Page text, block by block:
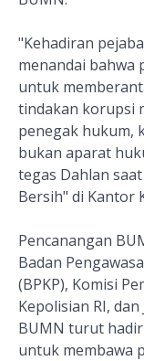
"Kehadiran
menandai
untuk
tindakan korupsi
penegak hukum,
bukan aparat
tegas Dahlan
Bersih" di Kantor
Pencanangan
Badan
(BPKP), Komisi
Kepolisian RI,
BUMN turut
untuk membawa